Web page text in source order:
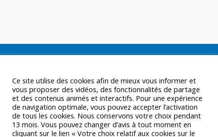
Ce site utilise des cookies afin de mieux vous informer et
vous proposer des vidéos, des fonctionnalités de partage
et des contenus animés et interactifs. Pour une expérience
de navigation optimale, vous pouvez accepter l’activation
de tous les cookies. Nous conservons votre choix pendant
13 mois. Vous pouvez changer d’avis à tout moment en
cliquant sur le lien « Votre choix relatif aux cookies sur le